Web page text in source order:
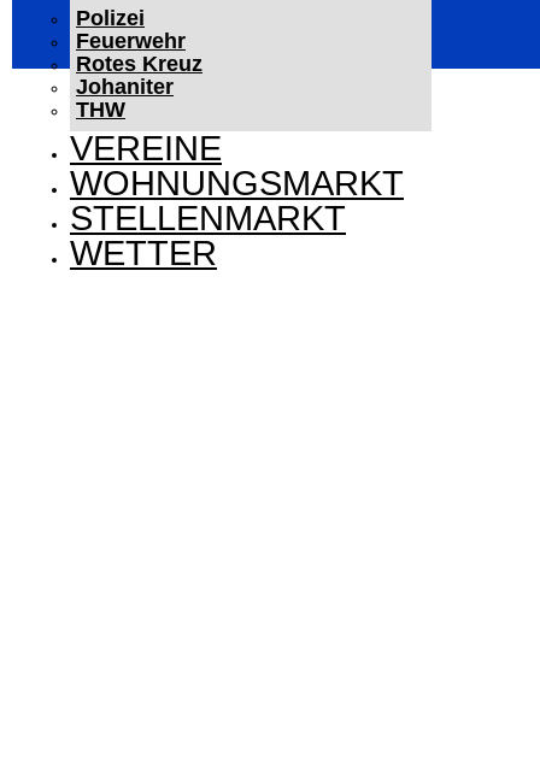
Polizei
Feuerwehr
Rotes Kreuz
Johaniter
THW
VEREINE
WOHNUNGSMARKT
STELLENMARKT
WETTER